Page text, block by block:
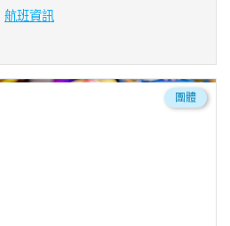
航班資訊
團體